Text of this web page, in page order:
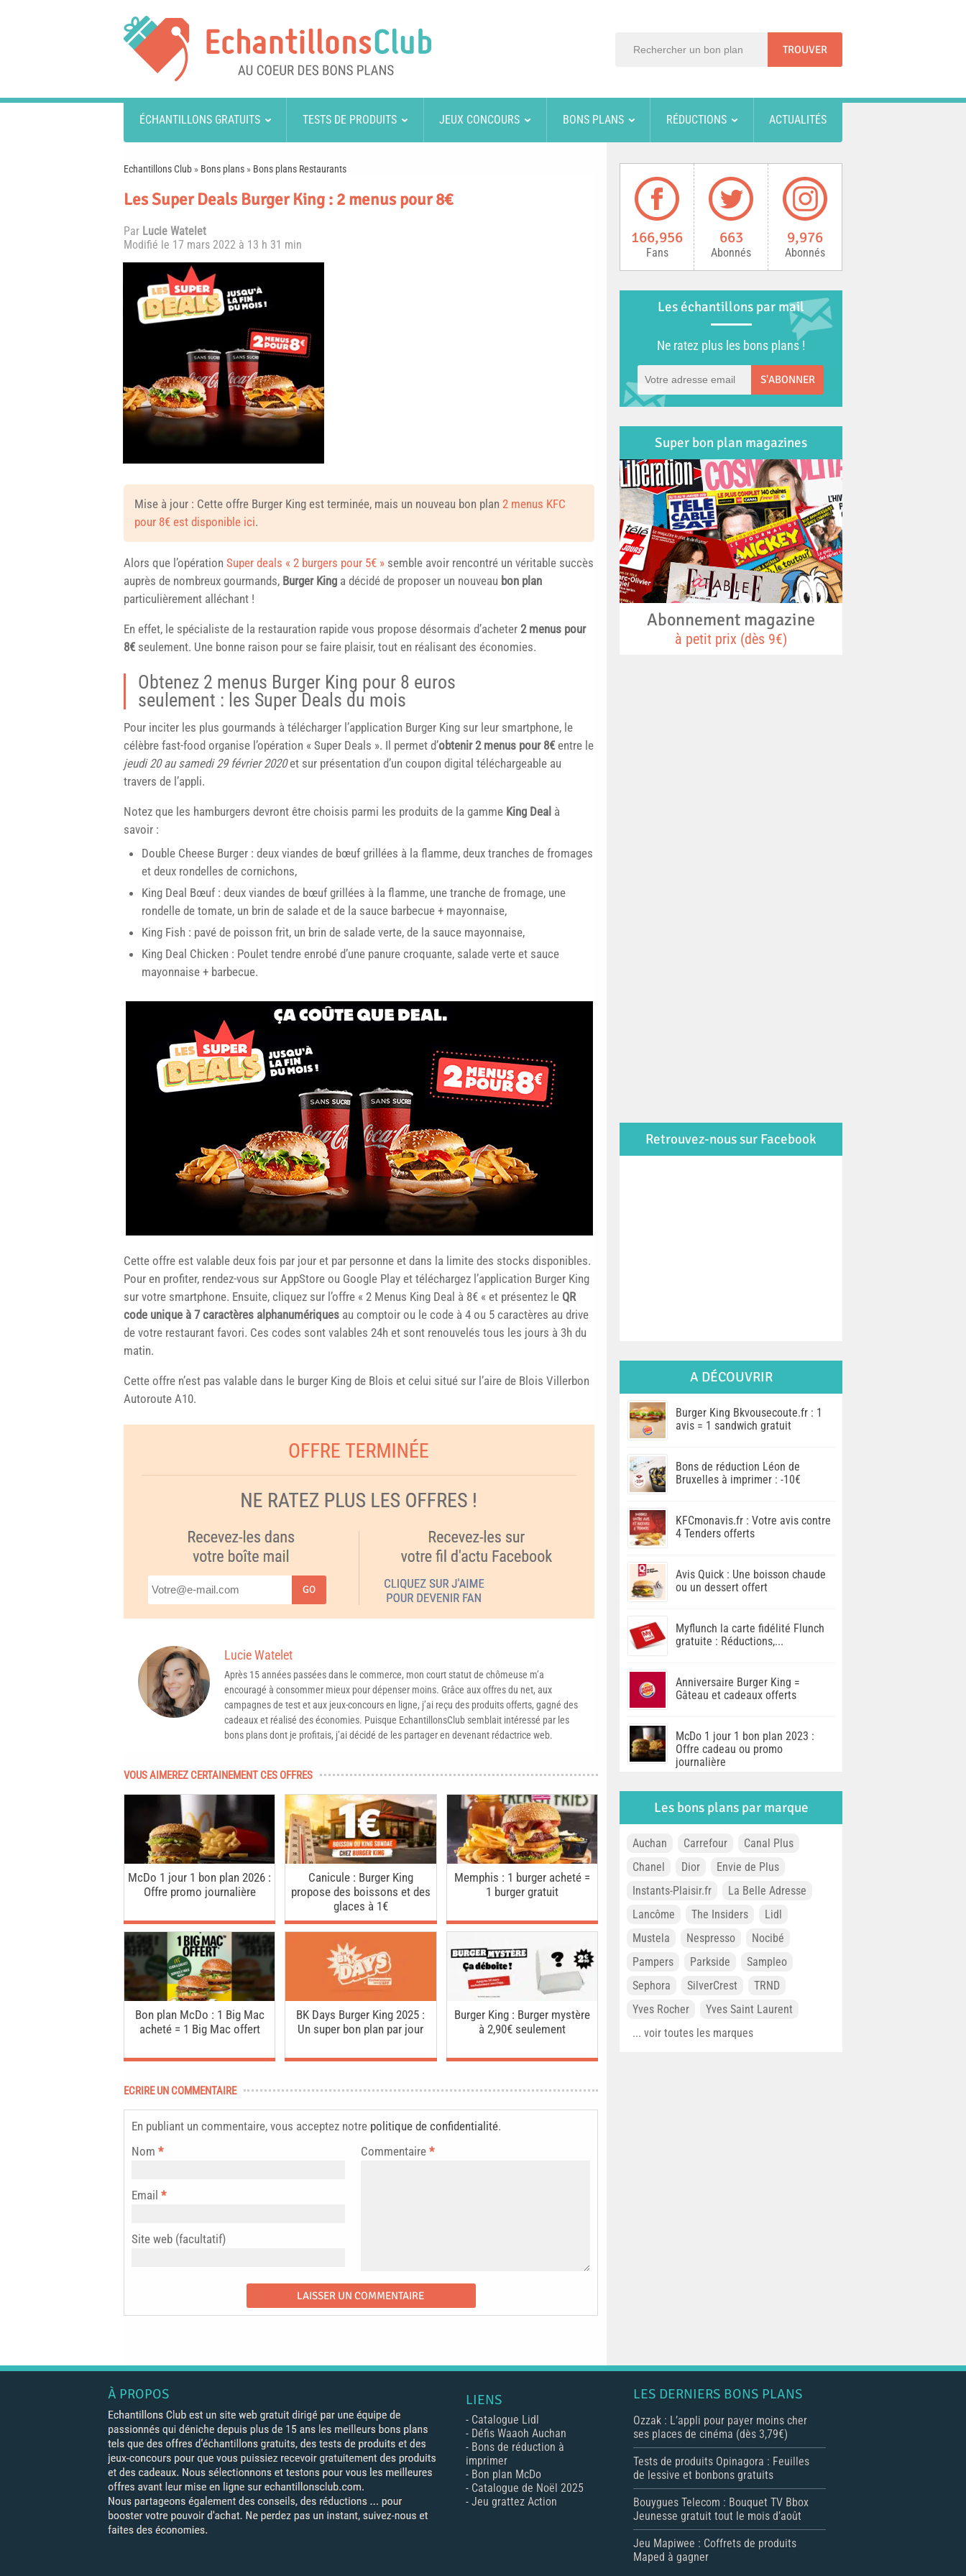
ÉCHANTILLONS GRATUITS TESTS DE PRODUITS JEUX CONCOURS BONS PLANS RÉDUCTIONS ACTUALITÉS
Echantillons Club » Bons plans » Bons plans Restaurants
Les Super Deals Burger King : 2 menus pour 8€
Par Lucie Watelet
Modifié le 17 mars 2022 à 13 h 31 min
Mise à jour : Cette offre Burger King est terminée, mais un nouveau bon plan 2 menus KFC
pour 8€ est disponible ici.
Alors que l’opération Super deals « 2 burgers pour 5€ » semble avoir rencontré un véritable succès
auprès de nombreux gourmands, Burger King a décidé de proposer un nouveau bon plan
particulièrement alléchant !
En effet, le spécialiste de la restauration rapide vous propose désormais d’acheter 2 menus pour
8€ seulement. Une bonne raison pour se faire plaisir, tout en réalisant des économies.
Obtenez 2 menus Burger King pour 8 euros
seulement : les Super Deals du mois
Pour inciter les plus gourmands à télécharger l’application Burger King sur leur smartphone, le
célèbre fast-food organise l’opération « Super Deals ». Il permet d’obtenir 2 menus pour 8€ entre le
jeudi 20 au samedi 29 février 2020et sur présentation d’un coupon digital téléchargeable au
travers de l’appli.
Notez que les hamburgers devront être choisis parmi les produits de la gamme King Deal à
savoir :
Double Cheese Burger : deux viandes de bœuf grillées à la flamme, deux tranches de fromages
et deux rondelles de cornichons,
King Deal Bœuf : deux viandes de bœuf grillées à la flamme, une tranche de fromage, une
rondelle de tomate, un brin de salade et de la sauce barbecue + mayonnaise,
King Fish : pavé de poisson frit, un brin de salade verte, de la sauce mayonnaise,
King Deal Chicken : Poulet tendre enrobé d’une panure croquante, salade verte et sauce
mayonnaise + barbecue.
Cette offre est valable deux fois par jour et par personne et dans la limite des stocks disponibles.
Pour en profiter, rendez-vous sur AppStore ou Google Play et téléchargez l’application Burger King
sur votre smartphone. Ensuite, cliquez sur l’offre « 2 Menus King Deal à 8€ « et présentez le QR
code unique à 7 caractères alphanumériques au comptoir ou le code à 4 ou 5 caractères au drive
de votre restaurant favori. Ces codes sont valables 24h et sont renouvelés tous les jours à 3h du
matin.
Cette offre n’est pas valable dans le burger King de Blois et celui situé sur l’aire de Blois Villerbon
Autoroute A10.
GO
Lucie Watelet
Après 15 années passées dans le commerce, mon court statut de chômeuse m’a
encouragé à consommer mieux pour dépenser moins. Grâce aux offres du net, aux
campagnes de test et aux jeux-concours en ligne, j’ai reçu des produits offerts, gagné des
cadeaux et réalisé des économies. Puisque EchantillonsClub semblait intéressé par les
bons plans dont je profitais, j’ai décidé de les partager en devenant rédactrice web.
VOUS AIMEREZ CERTAINEMENT CES OFFRES
McDo 1 jour 1 bon plan 2026 :
Offre promo journalière
Canicule : Burger King
propose des boissons et des
glaces à 1€
Memphis : 1 burger acheté =
1 burger gratuit
Bon plan McDo : 1 Big Mac
acheté = 1 Big Mac offert
BK Days Burger King 2025 :
Un super bon plan par jour
Burger King : Burger mystère
à 2,90€ seulement
ECRIRE UN COMMENTAIRE
En publiant un commentaire, vous acceptez notre politique de confidentialité.
Commentaire *
Nom *
Email *
Site web (facultatif)
166,956
Fans
663
Abonnés
9,976
Abonnés
Les échantillons par mail
Ne ratez plus les bons plans !
S'ABONNER
Super bon plan magazines
Abonnement magazine
à petit prix (dès 9€)
Retrouvez-nous sur Facebook
A DÉCOUVRIR
Burger King Bkvousecoute.fr : 1
avis = 1 sandwich gratuit
Bons de réduction Léon de
Bruxelles à imprimer : -10€
KFCmonavis.fr : Votre avis contre
4 Tenders offerts
Avis Quick : Une boisson chaude
ou un dessert offert
Myflunch la carte fidélité Flunch
gratuite : Réductions,...
Anniversaire Burger King =
Gâteau et cadeaux offerts
McDo 1 jour 1 bon plan 2023 :
Offre cadeau ou promo
journalière
Les bons plans par marque
Auchan Carrefour
Canal Plus
Chanel
Dior
Envie de Plus
Instants-Plaisir.fr
La Belle Adresse
Lancôme
The Insiders
Lidl
Mustela
Nespresso
Nocibé
Pampers
Parkside
Sampleo
Sephora
SilverCrest
TRND
Yves Rocher
Yves Saint Laurent
... voir toutes les marques
À PROPOS LIENS
- Catalogue Lidl
- Défis Waaoh Auchan
- Bons de réduction à
imprimer
- Bon plan McDo
- Catalogue de Noël 2025
- Jeu grattez Action
LES DERNIERS BONS PLANS
Ozzak : L’appli pour payer moins cher
ses places de cinéma (dès 3,79€)
Tests de produits Opinagora : Feuilles
de lessive et bonbons gratuits
Bouygues Telecom : Bouquet TV Bbox
Jeunesse gratuit tout le mois d’août
Jeu Mapiwee : Coffrets de produits
Maped à gagner